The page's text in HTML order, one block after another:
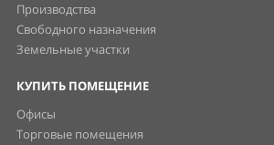
Производства
Свободного назначения
Земельные участки
КУПИТЬ ПОМЕЩЕНИЕ
Офисы
Торговые помещения